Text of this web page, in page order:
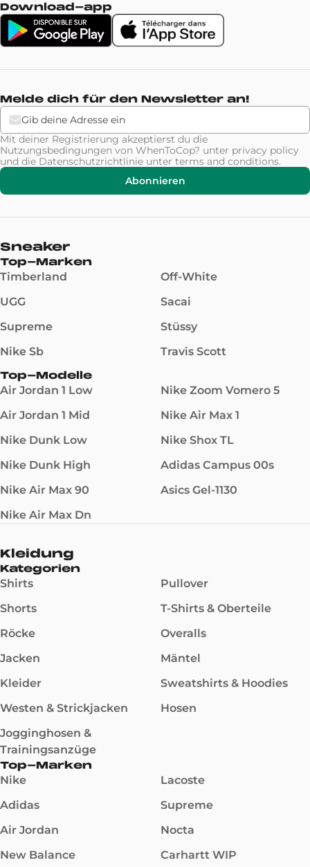
Download-app
Melde dich für den Newsletter an!
Mit deiner Registrierung akzeptierst du die
Nutzungsbedingungen von WhenToCop? unter privacy policy
und die Datenschutzrichtlinie unter terms and conditions.
Abonnieren
Sneaker
Top-Marken
Timberland
UGG
Supreme
Nike Sb
Off-White
Sacai
Stüssy
Travis Scott
Top-Modelle
Air Jordan 1 Low
Air Jordan 1 Mid
Nike Dunk Low
Nike Dunk High
Nike Air Max 90
Nike Air Max Dn
Nike Zoom Vomero 5
Nike Air Max 1
Nike Shox TL
Adidas Campus 00s
Asics Gel-1130
Kleidung
Kategorien
Shirts
Shorts
Röcke
Jacken
Kleider
Westen & Strickjacken
Jogginghosen &
Trainingsanzüge
Pullover
T-Shirts & Oberteile
Overalls
Mäntel
Sweatshirts & Hoodies
Hosen
Top-Marken
Nike
Adidas
Air Jordan
New Balance
Lacoste
Supreme
Nocta
Carhartt WIP